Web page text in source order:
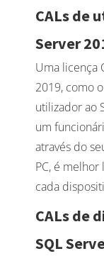
CALs de
Server
Uma licença
2019, como
utilizador ao
um
através do
PC, é
cada
CALs de
SQL